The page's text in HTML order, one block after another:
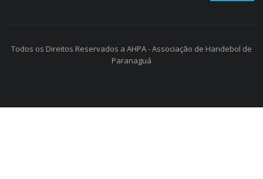
Todos os Direitos Reservados a AHPA - Associação de Handebol de
Paranaguá